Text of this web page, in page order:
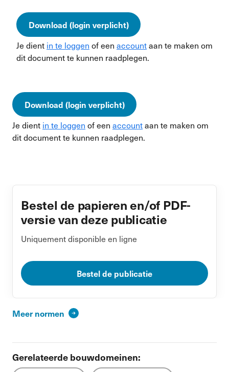
Download (login verplicht)
Je dient in te loggen of een accountaan te maken om
dit document te kunnen raadplegen.
Download (login verplicht)
Je dient in te loggen of een accountaan te maken om
dit document te kunnen raadplegen.
Bestel de papieren en/of PDF-
versie van deze publicatie
Uniquement disponible en ligne
Bestel de publicatie
Meer normen
Gerelateerde bouwdomeinen: